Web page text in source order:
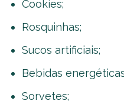
Cookies;
Rosquinhas;
Sucos artificiais;
Bebidas
Sorvetes;